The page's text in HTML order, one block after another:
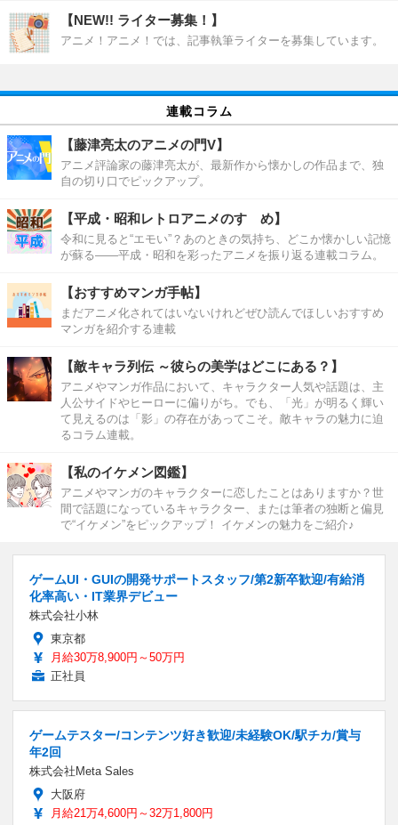
【NEW!! ライター募集！】
アニメ！アニメ！では、記事執筆ライターを募集しています。
連載コラム
【藤津亮太のアニメの門V】
アニメ評論家の藤津亮太が、最新作から懐かしの作品まで、独
自の切り口でピックアップ。
【平成・昭和レトロアニメのすゝめ】
令和に見ると“エモい”？あのときの気持ち、どこか懐かしい記憶
が蘇る――平成・昭和を彩ったアニメを振り返る連載コラム。
【おすすめマンガ手帖】
まだアニメ化されてはいないけれどぜひ読んでほしいおすすめ
マンガを紹介する連載
【敵キャラ列伝 ～彼らの美学はどこにある？】
アニメやマンガ作品において、キャラクター人気や話題は、主
人公サイドやヒーローに偏りがち。でも、「光」が明るく輝い
て見えるのは「影」の存在があってこそ。敵キャラの魅力に迫
るコラム連載。
【私のイケメン図鑑】
アニメやマンガのキャラクターに恋したことはありますか？世
間で話題になっているキャラクター、または筆者の独断と偏見
で“イケメン”をピックアップ！ イケメンの魅力をご紹介♪
ゲームUI・GUIの開発サポートスタッフ/第2新卒歓迎/有給消
化率高い・IT業界デビュー
株式会社小林
東京都
月給30万8,900円～50万円
正社員
ゲームテスター/コンテンツ好き歓迎/未経験OK/駅チカ/賞与
年2回
株式会社Meta Sales
大阪府
月給21万4,600円～32万1,800円